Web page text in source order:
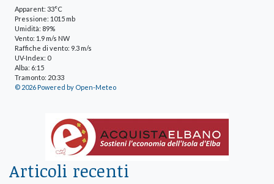
Apparent: 33°C
Pressione: 1015 mb
Umidità: 89%
Vento: 1.9 m/s NW
Raffiche di vento: 9.3 m/s
UV-Index: 0
Alba: 6:15
Tramonto: 20:33
© 2026 Powered by Open-Meteo
Articoli recenti